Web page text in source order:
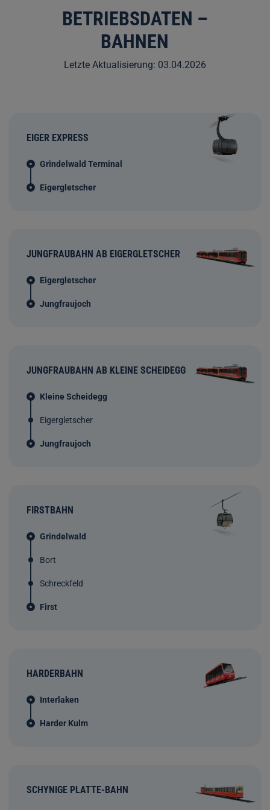
BETRIEBSDATEN –
BAHNEN
Letzte Aktualisierung: 03.04.2026
EIGER EXPRESS
Grindelwald Terminal
Eigergletscher
JUNGFRAUBAHN AB EIGERGLETSCHER
Eigergletscher
Jungfraujoch
JUNGFRAUBAHN AB KLEINE SCHEIDEGG
Kleine Scheidegg
Eigergletscher
Jungfraujoch
FIRSTBAHN
Grindelwald
Bort
Schreckfeld
First
HARDERBAHN
Interlaken
Harder Kulm
SCHYNIGE PLATTE-BAHN